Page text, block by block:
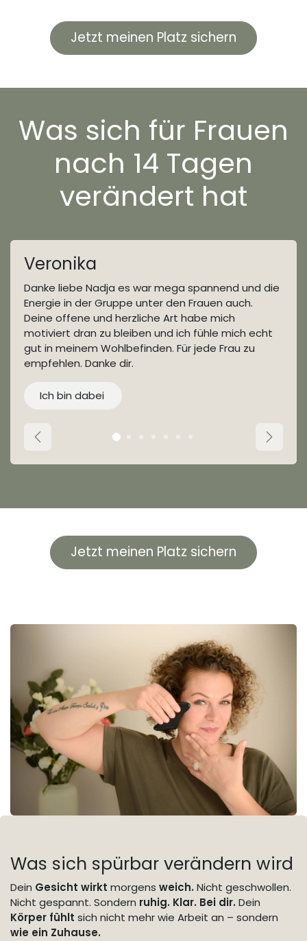
Jetzt meinen Platz sichern
Was sich für Frauen
nach 14 Tagen
verändert hat
Veronika
Danke liebe Nadja es war mega spannend und die
Energie in der Gruppe unter den Frauen auch.
Deine offene und herzliche Art habe mich
motiviert dran zu bleiben und ich fühle mich echt
gut in meinem Wohlbefinden. Für jede Frau zu
empfehlen. Danke dir.
Ich bin dabei
Zurück Weiter
Jetzt meinen Platz sichern
Was sich spürbar verändern wird
Dein Gesicht wirkt morgens weich. Nicht geschwollen.
Nicht gespannt. Sondern ruhig. Klar. Bei dir. Dein
Körper fühlt sich nicht mehr wie Arbeit an – sondern
wie ein Zuhause.